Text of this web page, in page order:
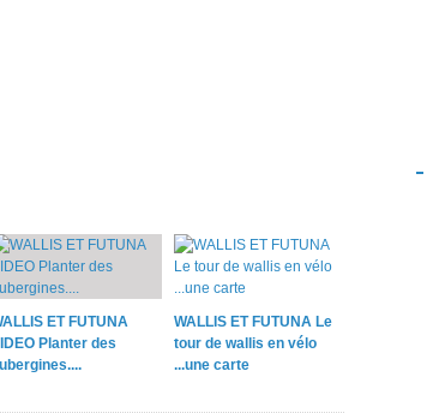
ET FUTUNA
Planter des
WALLIS ET FUTUNA Le
tour de wallis en vélo
...une carte